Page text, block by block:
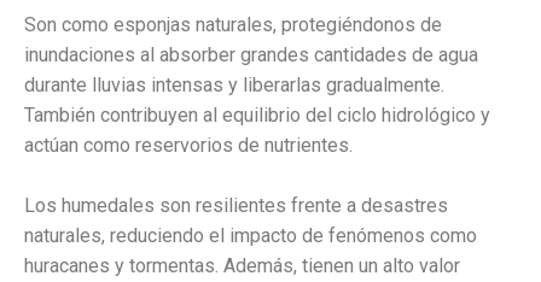
Son como esponjas naturales, protegiéndonos de
inundaciones al absorber grandes cantidades de agua
durante lluvias intensas y liberarlas gradualmente.
También contribuyen al equilibrio del ciclo hidrológico y
actúan como reservorios de nutrientes.
Los humedales son resilientes frente a desastres
naturales, reduciendo el impacto de fenómenos como
huracanes y tormentas. Además, tienen un alto valor